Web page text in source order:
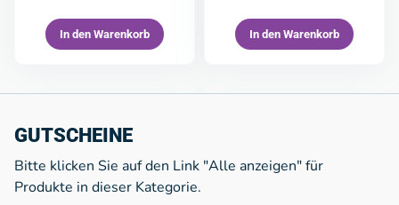
In den Warenkorb In den Warenkorb
GUTSCHEINE
Bitte klicken Sie auf den Link "Alle anzeigen" für
Produkte in dieser Kategorie.